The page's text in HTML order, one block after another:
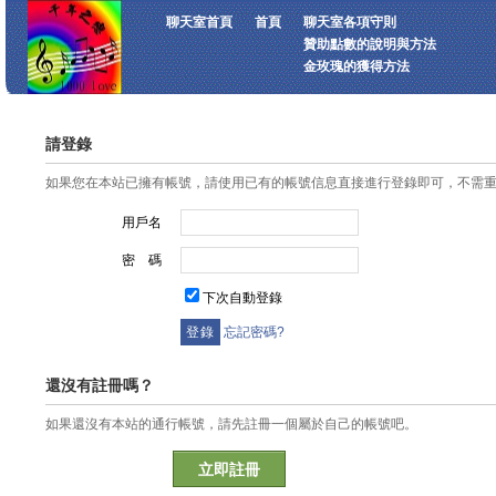
聊天室首頁 首頁
聊天室各項守則
贊助點數的說明與方法
金玫瑰的獲得方法
請登錄
如果您在本站已擁有帳號，請使用已有的帳號信息直接進行登錄即可，不需
用戶名
密 碼
下次自動登錄
忘記密碼?
還沒有註冊嗎？
如果還沒有本站的通行帳號，請先註冊一個屬於自己的帳號吧。
立即註冊